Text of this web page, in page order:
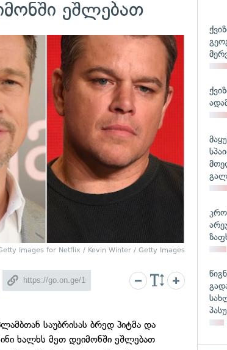
ეშლებათ
Images for Netflix / Kevin Winter / Getty Images
საუბრისას ბრედ პიტმა და
ხალხს მეთ დეიმონში ეშლებათ